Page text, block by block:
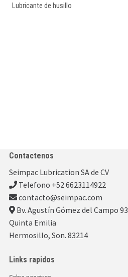
Lubricante de husillo
Contactenos
Seimpac Lubrication SA de CV
Telefono +52 6623114922
contacto@seimpac.com
Bv. Agustín Gómez del Campo 93
Quinta Emilia
Hermosillo, Son. 83214
Links rapidos